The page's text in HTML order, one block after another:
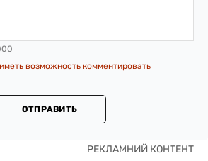
возможность комментировать
ОТПРАВИТЬ